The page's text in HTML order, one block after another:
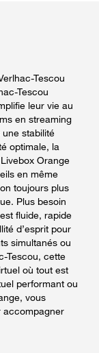
Tescou
Tescou
leur vie au
en streaming
stabilité
optimale, la
Orange
en même
toujours plus
Plus besoin
fluide, rapide
d’esprit pour
simultanés ou
Tescou, cette
où tout est
performant ou
vous
accompagner